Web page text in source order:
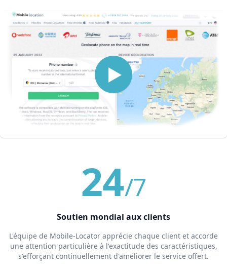
24/7
Soutien mondial aux clients
L'équipe de Mobile-Locator apprécie chaque client et accorde
une attention particulière à l'exactitude des caractéristiques,
s'efforçant continuellement d'améliorer le service offert.